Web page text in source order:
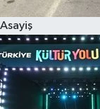
Asayiş